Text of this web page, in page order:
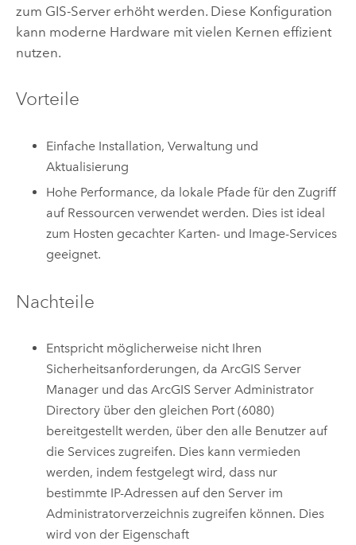
zum GIS-Server erhöht werden. Diese Konfiguration
kann moderne Hardware mit vielen Kernen effizient
nutzen.
Vorteile
Einfache Installation, Verwaltung und
Aktualisierung
Hohe Performance, da lokale Pfade für den Zugriff
auf Ressourcen verwendet werden. Dies ist ideal
zum Hosten gecachter Karten- und Image-Services
geeignet.
Nachteile
Entspricht möglicherweise nicht Ihren
Sicherheitsanforderungen, da ArcGIS Server
Manager und das ArcGIS Server Administrator
Directory über den gleichen Port (6080)
bereitgestellt werden, über den alle Benutzer auf
die Services zugreifen. Dies kann vermieden
werden, indem festgelegt wird, dass nur
bestimmte IP-Adressen auf den Server im
Administratorverzeichnis zugreifen können. Dies
wird von der Eigenschaft